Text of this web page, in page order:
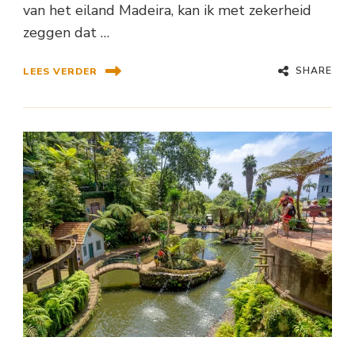
van het eiland Madeira, kan ik met zekerheid
zeggen dat …
LEES VERDER SHARE